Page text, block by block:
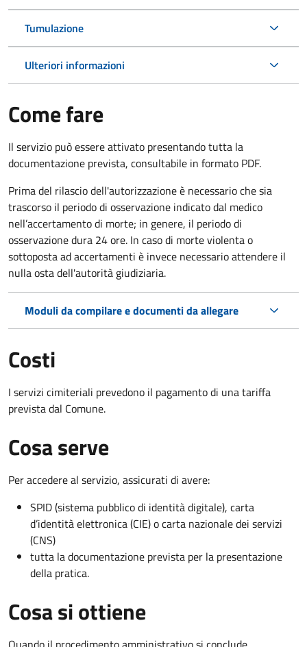
Tumulazione
Ulteriori informazioni
Come fare
Il servizio può essere attivato presentando tutta la
documentazione prevista, consultabile in formato PDF.
Prima del rilascio dell'autorizzazione è necessario che sia
trascorso il periodo di osservazione indicato dal medico
nell’accertamento di morte; in genere, il periodo di
osservazione dura 24 ore. In caso di morte violenta o
sottoposta ad accertamenti è invece necessario attendere il
nulla osta dell'autorità giudiziaria.
Moduli da compilare e documenti da allegare
Costi
I servizi cimiteriali prevedono il pagamento di una tariffa
prevista dal Comune.
Cosa serve
Per accedere al servizio, assicurati di avere:
SPID (sistema pubblico di identità digitale), carta
d’identità elettronica (CIE) o carta nazionale dei servizi
(CNS)
tutta la documentazione prevista per la presentazione
della pratica.
Cosa si ottiene